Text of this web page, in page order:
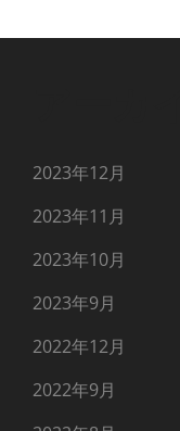
2023年12月
2023年11月
2023年10月
2023年9月
2022年12月
2022年9月